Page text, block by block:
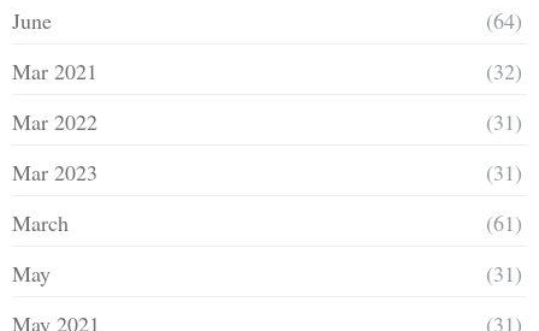
June
(64)
Mar 2021
(32)
Mar 2022
(31)
Mar 2023
(31)
March
(61)
May
(31)
May 2021
(31)